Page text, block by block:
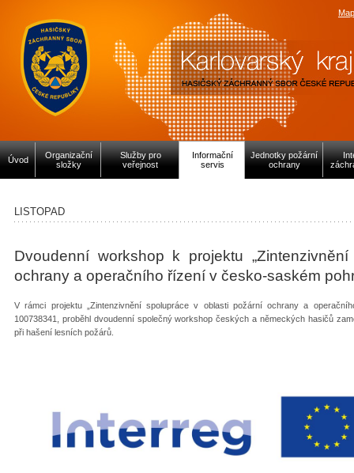
Úvod
Organizační
složky
Služby pro
veřejnost
Informační
servis
Jednotky požární
ochrany
LISTOPAD
Dvoudenní workshop k projektu
ochrany a operačního řízení v česko-saském
V rámci projektu „Zintenzivnění spolupráce v oblasti požární ochrany a
100738341, proběhl dvoudenní společný workshop českých a německých hasičů
při hašení lesních požárů.